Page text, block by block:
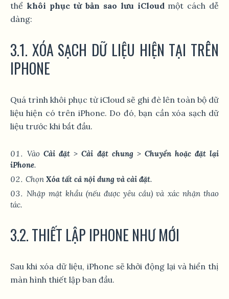
thể khôi phục từ bản sao lưu iCloudmột cách dễ
dàng:
3.1. XÓA SẠCH DỮ LIỆU HIỆN TẠI TRÊN
IPHONE
Quá trình khôi phục từ iCloud sẽ ghi đè lên toàn bộ dữ
liệu hiện có trên iPhone. Do đó, bạn cần xóa sạch dữ
liệu trước khi bắt đầu.
VàoCài đặt >Cài đặt chung > Chuyển hoặc đặt lại
iPhone.
Chọn Xóa tất cả nội dung và cài đặt.
Nhập mật khẩu (nếu được yêu cầu) và xác nhận thao
tác.
3.2. THIẾT LẬP IPHONE NHƯ MỚI
Sau khi xóa dữ liệu, iPhone sẽ khởi động lại và hiển thị
màn hình thiết lập ban đầu.